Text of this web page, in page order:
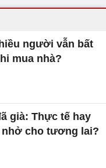
người vẫn bất
mua nhà?
già: Thực tế hay
cho tương lai?